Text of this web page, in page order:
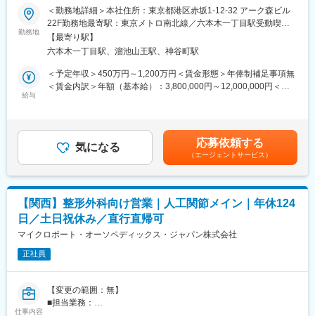
して下記の業務を行って頂きます。
国公立・私立の大学病院及び病院の整形外科を中心としたお客様
に、関節症の置換手術に利用する人工関節などのインプラント、
医療機器の営業活動を行います。イノベイティブな製品等、競合
と比較しても非常に特徴的な製品を持っており、ドクターには引
き合いが強い製品です。
ですので、学会参加やエデュケーションプログラムに参加するこ
ともあります。すでにお取引のある施設15~20社程度に加え、新
規の施設にもアプローチいただきます。
係を築いていくことが大切です。ドクターがどんな商品を求めて
いるのか掴み、合った製品を提案して頂きます。学会の参加、勉
強会、ウェビナーの開催も積極的に行っています。
■働き方：
直行直帰又は出張ベースでの営業職となります。最低でも月に1度
は営業所ごとに会議を行っており、webや電話などで定期的に上
司とのやり取りも行っておりますのでご安心ください。
■ご入社後の流れ：
勤務地
＜勤務地詳細＞本社住所：東京都港区赤坂1-12-32 アーク森ビル
22F勤務地最寄駅：東京メトロ南北線／六本木一丁目駅受動喫煙
対策：敷地内全面禁煙変更の範囲：本文参照
【最寄り駅】
六本木一丁目駅、溜池山王駅、神谷町駅
給与
＜予定年収＞450万円～1,200万円＜賃金形態＞年俸制補足事項無
＜賃金内訳＞年額（基本給）：3,800,000円～12,000,000円＜月
えられた目標の達成度に応じて支給されます。達成率100％で基
本給の25％がターゲットボーナスとなっています。達成率が高け
ればMAX50％となることもあります。※個人が90％、組織10％の
割合。賃金はあくまでも目安の金額であり、選考を通じて上下す
る可能性があります。月給(月額)は固定手当を含めた表記です。
気になる 応募依頼する
（エージェントサービス）
【関西】整形外科向け営業｜人工関節メイン｜年休124
日／土日祝休み／直行直帰可
マイクロポート・オーソペディックス・ジャパン株式会社
正社員
仕事内容
【変更の範囲：無】
■担当業務：